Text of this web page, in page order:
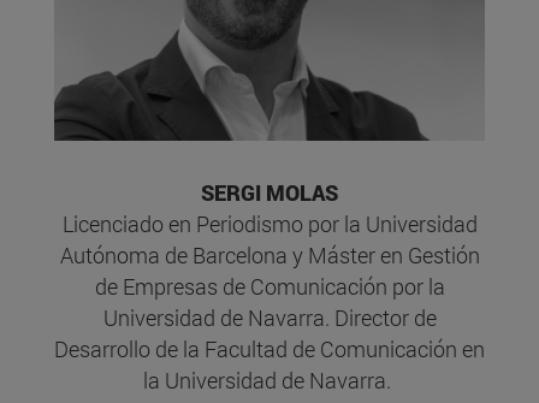
SERGI MOLAS
Licenciado en Periodismo por la Universidad
Autónoma de Barcelona y Máster en Gestión
de Empresas de Comunicación por la
Universidad de Navarra. Director de
Desarrollo de la Facultad de Comunicación en
la Universidad de Navarra.